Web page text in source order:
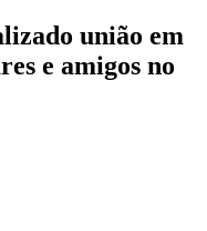
união em
e amigos no